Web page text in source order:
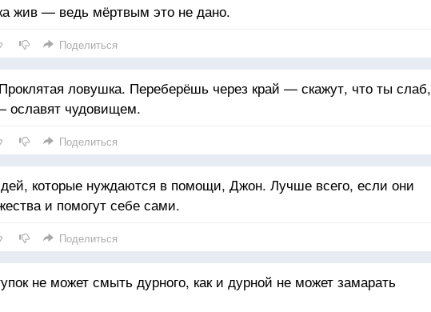
жив — ведь мёртвым это не дано.
Поделиться
ловушка. Переберёшь через край — скажут, что ты слаб,
ославят чудовищем.
Поделиться
которые нуждаются в помощи, Джон. Лучше всего, если они
и помогут себе сами.
Поделиться
не может смыть дурного, как и дурной не может замарать